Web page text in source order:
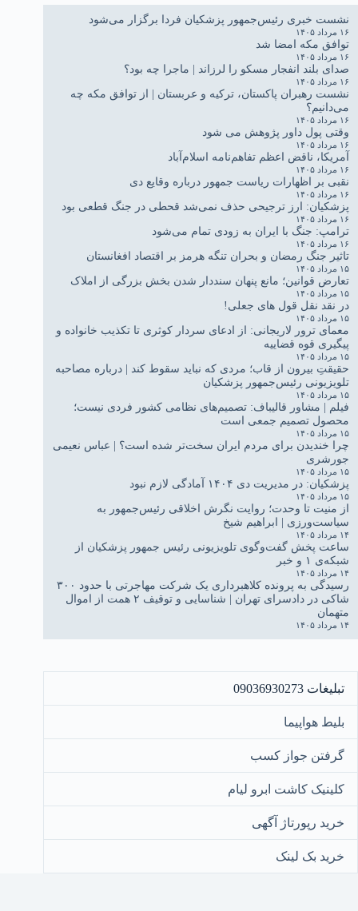
نشست خبری رئیس‌جمهور پزشکیان فردا برگزار می‌شود
۱۶ مرداد ۱۴۰۵
توافق مکه امضا شد
۱۶ مرداد ۱۴۰۵
صدای بلند انفجار مسکو را لرزاند | ماجرا چه بود؟
۱۶ مرداد ۱۴۰۵
نشست رهبران پاکستان، ترکیه و عربستان | از توافق مکه چه
می‌دانیم؟
۱۶ مرداد ۱۴۰۵
وقتی پول داور پژوهش می شود
۱۶ مرداد ۱۴۰۵
آمریکا، ناقض اعظم تفاهم‌نامه اسلام‌آباد
۱۶ مرداد ۱۴۰۵
نقبی بر اظهارات ریاست جمهور درباره وقایع دی
۱۶ مرداد ۱۴۰۵
پزشکیان: ارز ترجیحی حذف نمی‌شد قحطی در جنگ قطعی بود
۱۶ مرداد ۱۴۰۵
ترامپ: جنگ با ایران به زودی تمام می‌شود
۱۶ مرداد ۱۴۰۵
تاثیر جنگ رمضان و بحران تنگه هرمز بر اقتصاد افغانستان
۱۵ مرداد ۱۴۰۵
تعارض قوانین؛ مانع پنهان سنددار شدن بخش بزرگی از املاک
۱۵ مرداد ۱۴۰۵
در نقد نقل قول های جعلی!
۱۵ مرداد ۱۴۰۵
معمای ترور لاریجانی: از ادعای سردار کوثری تا تکذیب خانواده و
پیگیری قوه قضاییه
۱۵ مرداد ۱۴۰۵
حقیقتِ بیرون از قاب؛ مردی که نباید سقوط کند | درباره مصاحبه
تلویزیونی رئیس‌جمهور پزشکیان
۱۵ مرداد ۱۴۰۵
فیلم | مشاور قالیباف: تصمیم‌های نظامی کشور فردی نیست؛
محصول تصمیم جمعی است
۱۵ مرداد ۱۴۰۵
چرا خندیدن برای مردم ایران سخت‌تر شده است؟ | عباس نعیمی
جورشری
۱۵ مرداد ۱۴۰۵
پزشکیان: در مدیریت دی ۱۴۰۴ آمادگی لازم نبود
۱۵ مرداد ۱۴۰۵
از منیت تا وحدت؛ روایت نگرش اخلاقی رئیس‌جمهور به
سیاست‌ورزی | ابراهیم شیخ
۱۴ مرداد ۱۴۰۵
ساعت پخش گفت‌وگوی تلویزیونی رئیس جمهور پزشکیان از
شبکه‌ی ۱ و خبر
۱۴ مرداد ۱۴۰۵
رسیدگی به پرونده کلاهبرداری یک شرکت مهاجرتی با حدود ۳۰۰
شاکی در دادسرای تهران | شناسایی و توقیف ۲ همت از اموال
متهمان
۱۴ مرداد ۱۴۰۵
تبلیغات 09036930273
بلیط هواپیما
گرفتن جواز کسب
کلینیک کاشت ابرو لیام
خرید رپورتاژ آگهی
خرید بک لینک